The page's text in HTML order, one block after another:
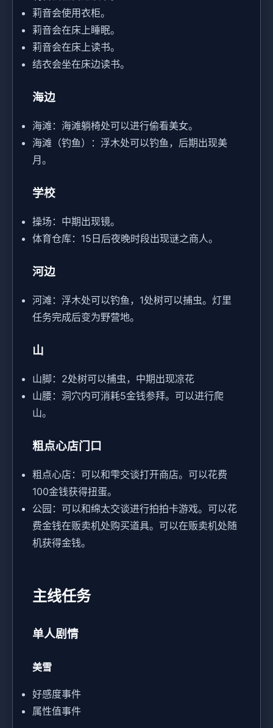
莉音会使用衣柜。
莉音会在床上睡眠。
莉音会在床上读书。
结衣会坐在床边读书。
海边
海滩：海滩躺椅处可以进行偷看美女。
海滩（钓鱼）：浮木处可以钓鱼，后期出现美
月。
学校
操场：中期出现镜。
体育仓库：15日后夜晚时段出现谜之商人。
河边
河滩：浮木处可以钓鱼，1处树可以捕虫。灯里
任务完成后变为野营地。
山
山脚：2处树可以捕虫，中期出现凉花
山腰：洞穴内可消耗5金钱参拜。可以进行爬
山。
粗点心店门口
粗点心店：可以和雫交谈打开商店。可以花费
100金钱获得扭蛋。
公园：可以和绵太交谈进行拍拍卡游戏。可以花
费金钱在贩卖机处购买道具。可以在贩卖机处随
机获得金钱。
主线任务
单人剧情
美雪
好感度事件
属性值事件